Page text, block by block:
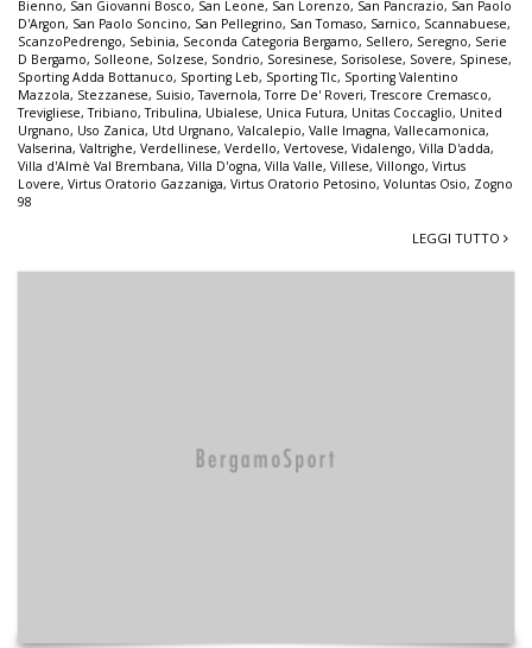
Bienno, San Giovanni Bosco, San Leone, San Lorenzo, San Pancrazio, San Paolo
D'Argon, San Paolo Soncino, San Pellegrino, San Tomaso, Sarnico, Scannabuese,
ScanzoPedrengo, Sebinia, Seconda Categoria Bergamo, Sellero, Seregno, Serie
D Bergamo, Solleone, Solzese, Sondrio, Soresinese, Sorisolese, Sovere, Spinese,
Sporting Adda Bottanuco, Sporting Leb, Sporting Tlc, Sporting Valentino
Mazzola, Stezzanese, Suisio,Tavernola,Torre De' Roveri,Trescore Cremasco,
Trevigliese,Tribiano,Tribulina, Ubialese, Unica Futura, Unitas Coccaglio, United
Urgnano, Uso Zanica, Utd Urgnano, Valcalepio, Valle Imagna, Vallecamonica,
Valserina, Valtrighe, Verdellinese, Verdello, Vertovese, Vidalengo, Villa D'adda,
Villa d'Almè Val Brembana, Villa D'ogna, Villa Valle, Villese, Villongo, Virtus
Lovere, Virtus Oratorio Gazzaniga, Virtus Oratorio Petosino, Voluntas Osio, Zogno
98
LEGGI TUTTO